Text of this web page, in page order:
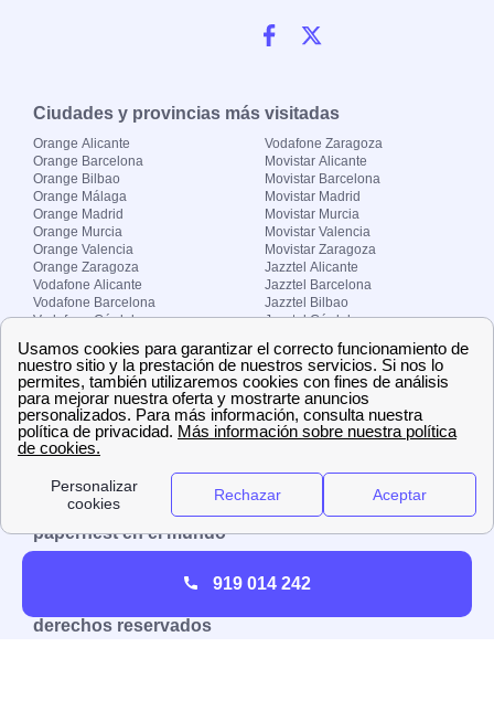
Ciudades y provincias más visitadas
Orange Alicante
Orange Barcelona
Orange Bilbao
Orange Málaga
Orange Madrid
Orange Murcia
Orange Valencia
Orange Zaragoza
Vodafone Alicante
Vodafone Barcelona
Vodafone Córdoba
Vodafone Madrid
Vodafone Murcia
Vodafone Valencia
Vodafone Zaragoza
Movistar Alicante
Movistar Barcelona
Movistar Madrid
Movistar Murcia
Movistar Valencia
Movistar Zaragoza
Jazztel Alicante
Jazztel Barcelona
Jazztel Bilbao
Jazztel Córdoba
Jazztel Málaga
Jazztel Valencia
Jazztel Zaragoza
Sobre Zona-internet.com
¿Quiénes somos?
El grupo papernest
Aviso legal Nuestras ofertas de trabajo
papernest en el mundo
Reino Unido
derechos reservados
919 014 242